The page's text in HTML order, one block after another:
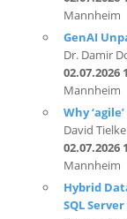
Dr. Damir
02.07.2026
Mannheim
Why
David Tielke
02.07.2026
Mannheim
Hybrid
SQL
Torsten
01.07.2026